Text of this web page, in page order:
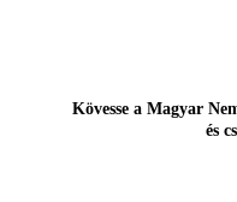
Kövesse a Magyar
és